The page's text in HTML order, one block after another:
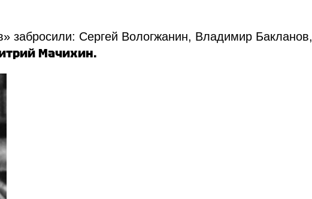
забросили: Сергей Вологжанин, Владимир Бакланов,
Мачихин.